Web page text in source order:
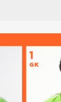
1
GK